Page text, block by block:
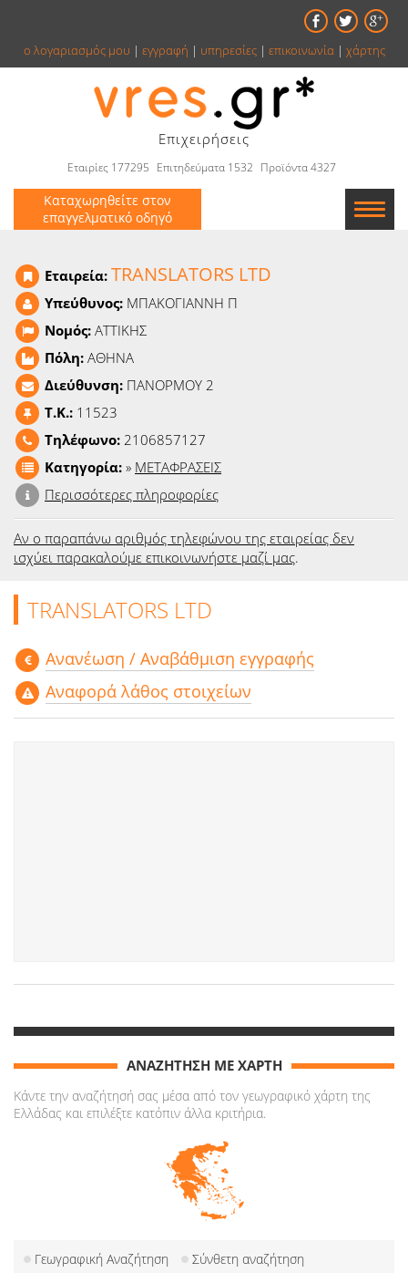
ο λογαριασμός μου | εγγραφή | υπηρεσίες| επικοινωνία| χάρτης
Επιχειρήσεις
Εταιρίες 177295 Επιτηδεύματα 1532 Προϊόντα 4327
Καταχωρηθείτε στον
επαγγελματικό οδηγό
Κατάλογος
Αγγελίες
Βιβλία
Ειδήσεις
Παιχνίδια
Ραδιόφωνο
Ταινίες
Εταιρεία: TRANSLATORS LTD
Υπεύθυνος: ΜΠΑΚΟΓΙΑΝΝΗ Π
Νομός: ΑΤΤΙΚΗΣ
Πόλη: ΑΘΗΝΑ
Διεύθυνση: ΠΑΝΟΡΜΟΥ 2
T.K.: 11523
Τηλέφωνο: 2106857127
Κατηγορία: » ΜΕΤΑΦΡΑΣΕΙΣ
Περισσότερες πληροφορίες
Αν ο παραπάνω αριθμός τηλεφώνου της εταιρείας δεν
ισχύει παρακαλούμε επικοινωνήστε μαζί μας.
TRANSLATORS LTD
Aνανέωση / Αναβάθμιση εγγραφής
Αναφορά λάθος στοιχείων
ΑΝΑΖΗΤΗΣΗ ΜΕ ΧΑΡΤΗ
Κάντε την αναζήτησή σας μέσα από τον γεωγραφικό χάρτη της
Ελλάδας και επιλέξτε κατόπιν άλλα κριτήρια.
Γεωγραφική Αναζήτηση
Σύνθετη αναζήτηση